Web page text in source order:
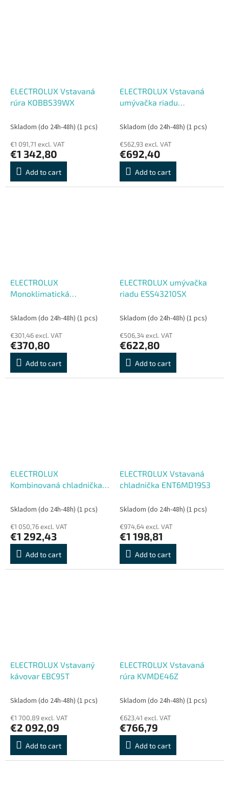
ELECTROLUX Vstavaná
rúra KOBBS39WX
Skladom (do 24h-48h) (1 pcs)
€1 091,71 excl. VAT
€1 342,80
Add to cart
ELECTROLUX Vstavaná
umývačka riadu
Skladom (do 24h-48h) (1 pcs)
€562,93 excl. VAT
€692,40
Add to cart
ELECTROLUX
Monoklimatická
Skladom (do 24h-48h) (1 pcs)
€301,46 excl. VAT
€370,80
Add to cart
ELECTROLUX umývačka
riadu ESS43210SX
Skladom (do 24h-48h) (1 pcs)
€506,34 excl. VAT
€622,80
Add to cart
ELECTROLUX
Kombinovaná chladnička
Skladom (do 24h-48h) (1 pcs)
€1 050,76 excl. VAT
€1 292,43
Add to cart
ELECTROLUX Vstavaná
chladnička ENT6MD19S3
Skladom (do 24h-48h) (1 pcs)
€974,64 excl. VAT
€1 198,81
Add to cart
ELECTROLUX Vstavaný
kávovar EBC95T
Skladom (do 24h-48h) (1 pcs)
€1 700,89 excl. VAT
€2 092,09
Add to cart
ELECTROLUX Vstavaná
rúra KVMDE46Z
Skladom (do 24h-48h) (1 pcs)
€623,41 excl. VAT
€766,79
Add to cart